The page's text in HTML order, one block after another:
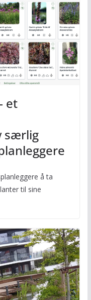
et
særlig
å ta
til sine